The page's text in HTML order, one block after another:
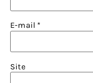
E-mail *
Site